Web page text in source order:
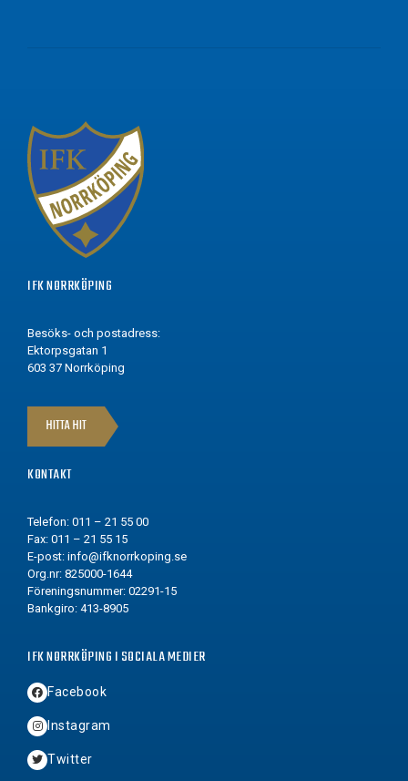
IFK NORRKÖPING
Besöks- och postadress:
Ektorpsgatan 1
603 37 Norrköping
HITTA HIT
KONTAKT
Telefon: 011 – 21 55 00
Fax: 011 – 21 55 15
E-post: info@ifknorrkoping.se
Org.nr: 825000-1644
Föreningsnummer: 02291-15
Bankgiro: 413-8905
IFK NORRKÖPING I SOCIALA MEDIER
Facebook
Instagram
Twitter